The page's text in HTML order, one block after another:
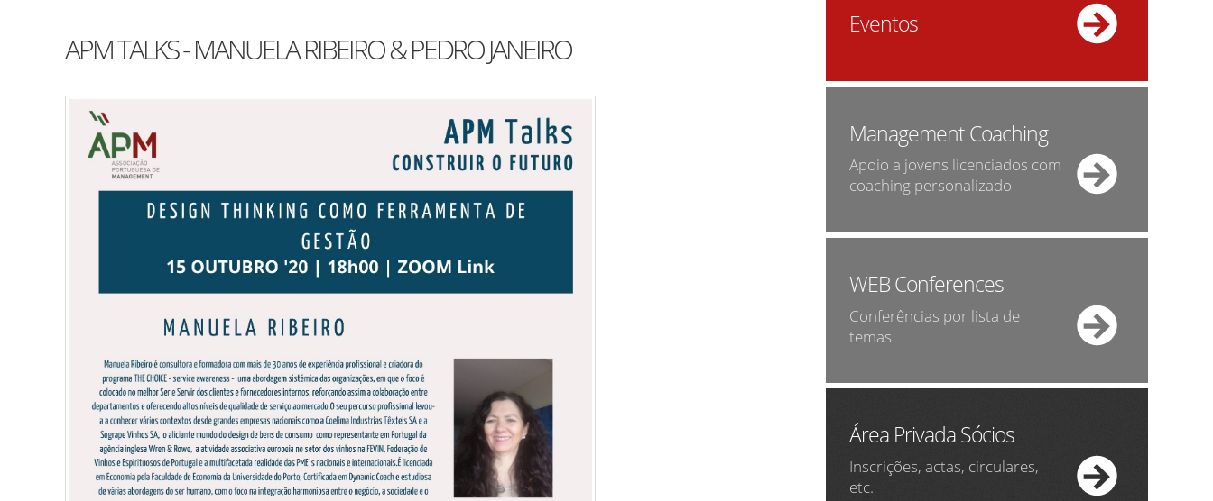
APM TALKS - MANUELA RIBEIRO & PEDRO JANEIRO
Eventos
Management Coaching
Apoio a jovens licenciados com
coaching personalizado
WEB Conferences
Conferências por lista de
temas
Área Privada Sócios
Inscrições, actas, circulares,
etc.